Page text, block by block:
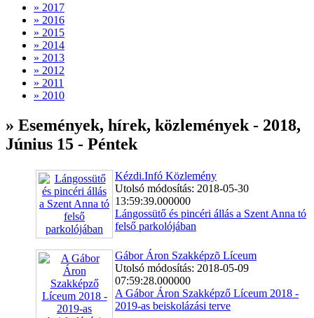
» 2017
» 2016
» 2015
» 2014
» 2013
» 2012
» 2011
» 2010
» Események, hírek, közlemények - 2018,
Június 15 - Péntek
Kézdi.Infó Közlemény
Utolsó módosítás: 2018-05-30
13:59:39.000000
Lángossütő és pincéri állás a Szent Anna tó
felső parkolójában
Gábor Áron Szakképzõ Líceum
Utolsó módosítás: 2018-05-09
07:59:28.000000
A Gábor Áron Szakképző Líceum 2018 -
2019-as beiskolázási terve